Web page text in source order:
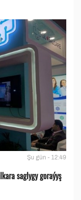
Şu gün - 12:49
saglygy goraýyş